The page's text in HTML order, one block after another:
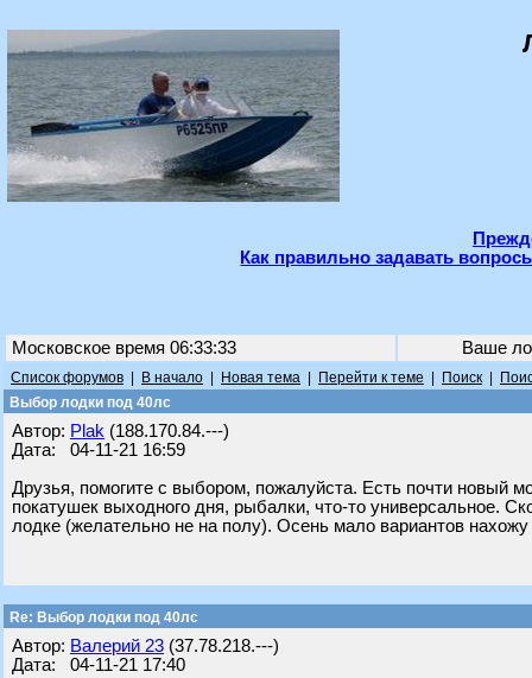
Как правильно задавать
Московское время 06:33:33 Ваше
Список форумов В начало Новая тема Перейти к теме Поиск
Выбор лодки под 40лс
Автор: Plak (188.170.84.---)
Дата: 04-11-21 16:59
Друзья, помогите с выбором, пожалуйста. Есть почти новый
покатушек выходного дня, рыбалки, что-то универсальное.
лодке (желательно не на полу). Осень мало вариантов
Re: Выбор лодки под 40лс
Автор: Валерий 23 (37.78.218.---)
Дата: 04-11-21 17:40